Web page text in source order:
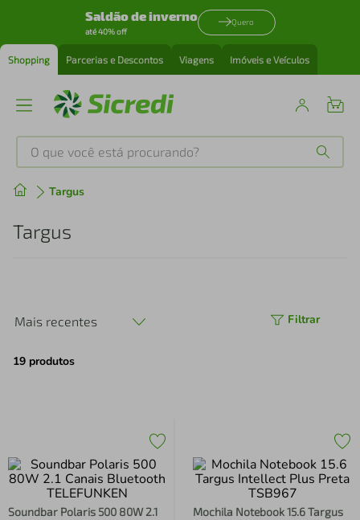
Saldão de inverno
até 40% off
Quero
Shopping Parcerias e Descontos Viagens Imóveis e Veículos
O que você está procurando?
Targus
Targus
Mais recentes Filtrar
19 produtos
Soundbar Polaris 500 80W 2.1
Mochila Notebook 15.6 Targus
Produtos mais buscados
perfume
4º air fryer